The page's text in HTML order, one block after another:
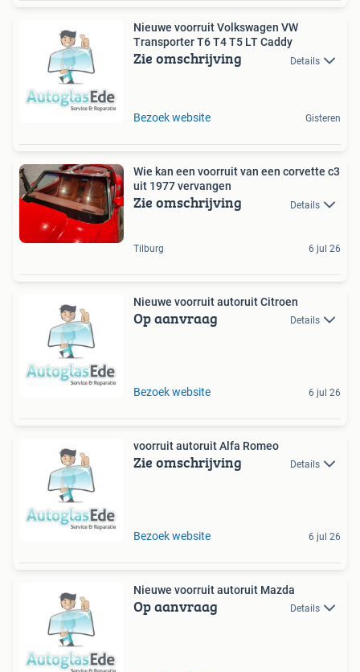
Nieuwe voorruit Volkswagen VW
Transporter T6 T4 T5 LT Caddy
Zie omschrijving Details
Bezoek website Gisteren
Wie kan een voorruit van een corvette c3
uit 1977 vervangen
Zie omschrijving Details
Tilburg 6 jul 26
Nieuwe voorruit autoruit Citroen
Op aanvraag Details
Bezoek website 6 jul 26
voorruit autoruit Alfa Romeo
Zie omschrijving Details
Bezoek website 6 jul 26
Nieuwe voorruit autoruit Mazda
Op aanvraag Details